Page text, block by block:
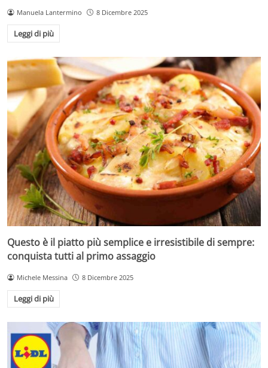
Manuela Lantermino 8 Dicembre 2025
Leggi di più
Questo è il piatto più semplice e irresistibile di sempre:
conquista tutti al primo assaggio
Michele Messina 8 Dicembre 2025
Leggi di più